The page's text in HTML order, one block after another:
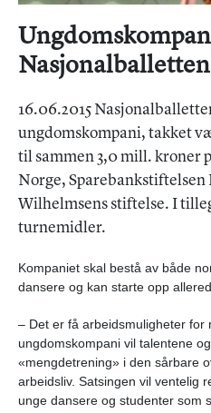
Nasjonalballetten
16.06.2015
ungdomskompani, takket
til sammen 3,0 mill. kroner
Norge, Sparebankstiftelsen
Wilhelmsens stiftelse. I
turnemidler.
Kompaniet skal bestå av både
dansere og kan starte opp
– Det er få arbeidsmuligheter for
ungdomskompani vil talentene
«mengdetrening» i den sårbare
arbeidsliv. Satsingen vil ventelig
unge dansere og studenter som